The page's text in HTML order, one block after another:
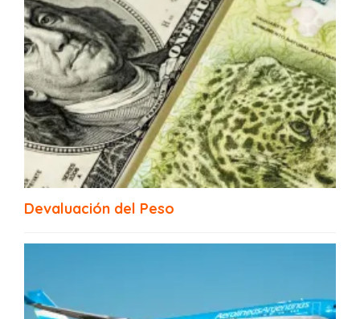
Costanera Norte Buenos Aires
Devaluación del Peso